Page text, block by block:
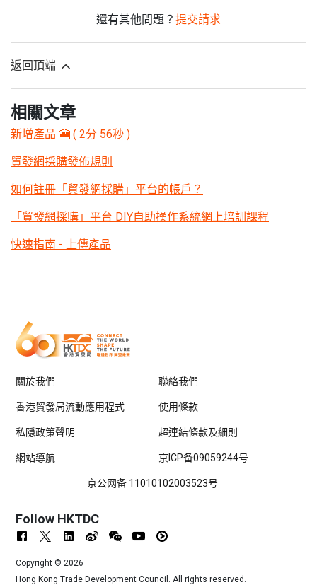
還有其他問題？ 提交請求
返回頂端
相關文章
新增產品 🎦 ( 2分 56秒 )
貿發網採購發佈規則
如何註冊「貿發網採購」平台的帳戶？
「貿發網採購」平台 DIY自助操作系統網上培訓課程
快速指南 - 上傳產品
關於我們 聯絡我們
香港貿發局流動應用程式 使用條款
私隠政策聲明 超連結條款及細則
網站導航 京ICP备09059244号
京公网备 11010102003523号
Follow HKTDC
Copyright ©2026
Hong Kong Trade Development Council. All rights reserved.